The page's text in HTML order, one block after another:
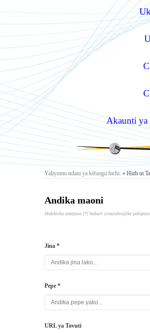
Akaunti ya
Yaliyomo ndani ya kifungu hichi: « Hizb ut
Andika maoni
Hakikisha umejaza (*) habari zinazohitajika
Jina *
Pepe *
URL ya Tovuti